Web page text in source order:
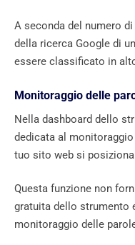
A seconda del numero
della ricerca Google di
essere classificato in
Monitoraggio delle
Nella dashboard dello
dedicata al
tuo sito web si
Questa funzione non
gratuita dello strumento
monitoraggio delle